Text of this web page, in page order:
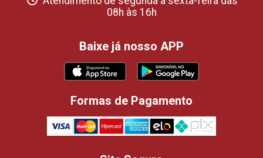
08h às 16h
Baixe já nosso APP
Formas de Pagamento